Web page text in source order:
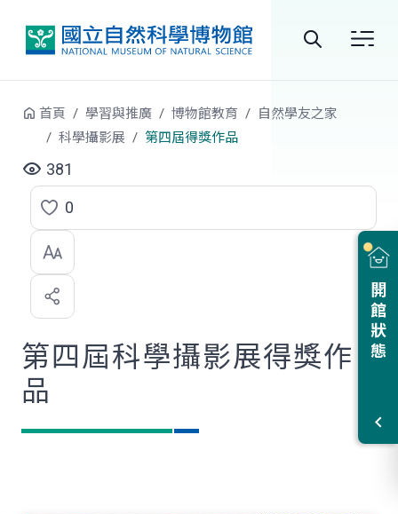
站
開館狀態
首頁 學習與推廣 博物館教育
自然學友之家
科學攝影展
第四屆得獎作品
381
點
選
喜
歡
0
第四屆科學攝影展得獎作
品